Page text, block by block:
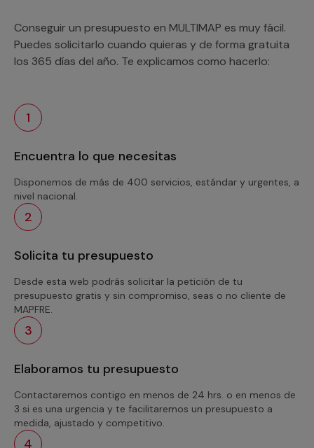
Conseguir un presupuesto en MULTIMAP es muy fácil.
Puedes solicitarlo cuando quieras y de forma gratuita
los 365 días del año. Te explicamos como hacerlo:
1
Encuentra lo que necesitas
Disponemos de más de 400 servicios, estándar y urgentes, a
nivel nacional.
2
Solicita tu presupuesto
Desde esta web podrás solicitar la petición de tu
presupuesto gratis y sin compromiso, seas o no cliente de
MAPFRE.
3
Elaboramos tu presupuesto
Contactaremos contigo en menos de 24 hrs. o en menos de
3 si es una urgencia y te facilitaremos un presupuesto a
medida, ajustado y competitivo.
4